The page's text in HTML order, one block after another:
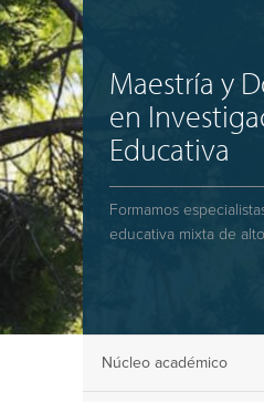
Maestría y
en
Educativa
Formamos
educativa mixta de
Núcleo académico